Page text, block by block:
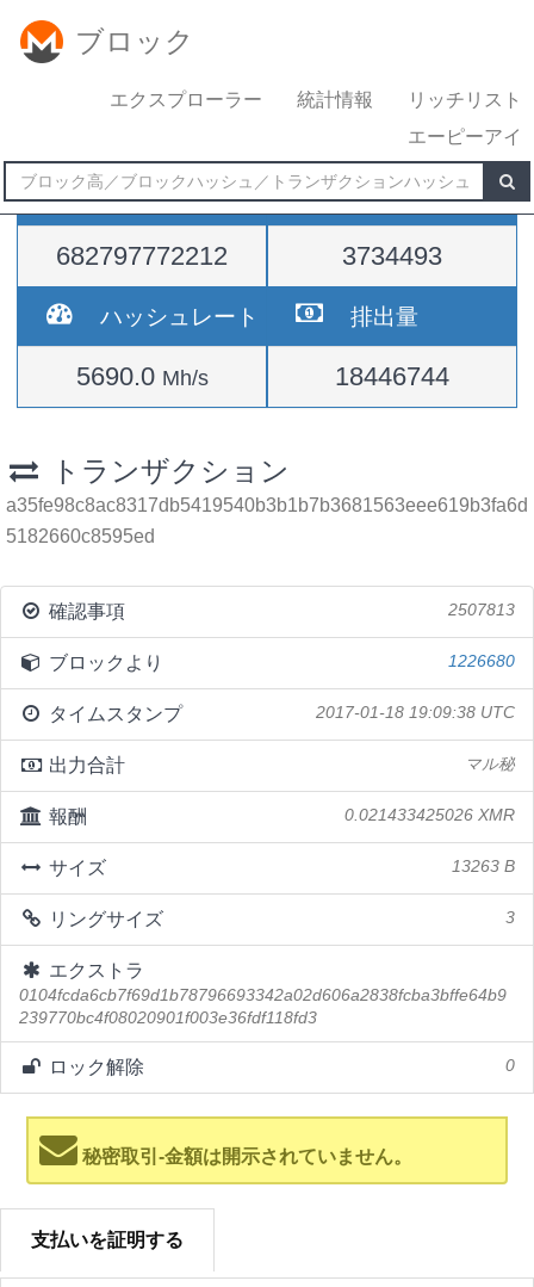
ブロック
エクスプローラー 統計情報
リッチリスト
エーピーアイ
難易度
682797772212
高さ
3734493
ハッシュレート
5690.0 Mh/s
排出量
18446744
トランザクション
a35fe98c8ac8317db5419540b3b1b7b3681563eee619b3fa6d
5182660c8595ed
確認事項 2507813
ブロックより 1226680
タイムスタンプ 2017-01-18 19:09:38 UTC
出力合計 マル秘
報酬 0.021433425026 XMR
サイズ 13263 B
リングサイズ 3
エクストラ
0104fcda6cb7f69d1b78796693342a02d606a2838fcba3bffe64b9
239770bc4f08020901f003e36fdf118fd3
ロック解除 0
秘密取引-金額は開示されていません。
支払いを証明する